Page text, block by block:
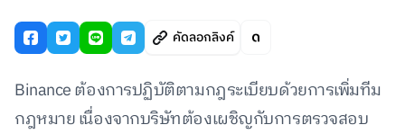
คัดลอกลิงค์
Binance ต้องการปฏิบัติตามกฎระเบียบด้วยการเพิ่มทีม
กฎหมาย เนื่องจากบริษัทต้องเผชิญกับการตรวจสอบ